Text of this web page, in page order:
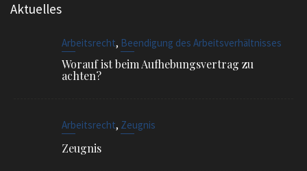
Aktuelles
Arbeitsrecht, Beendigung des Arbeitsverhältnisses
Worauf ist beim Aufhebungsvertrag zu
achten?
Arbeitsrecht, Zeugnis
Zeugnis